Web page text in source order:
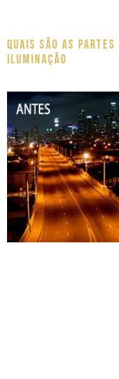
Quais são as partes
iluminação